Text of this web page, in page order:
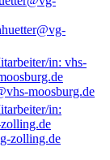
moosburg.de
zolling.de